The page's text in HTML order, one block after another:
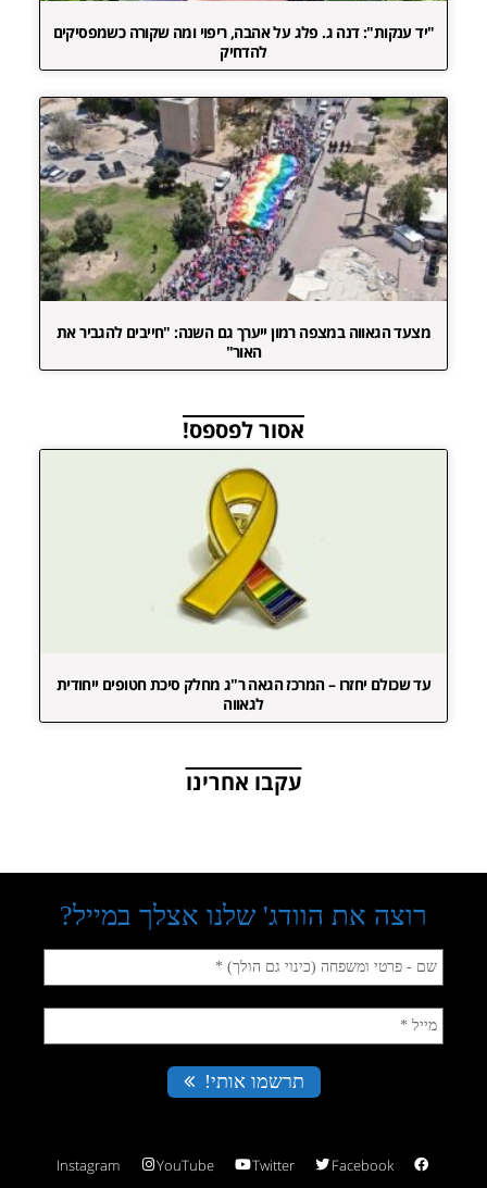
"יד ענקות": דנה ג. פלג על אהבה, ריפוי ומה שקורה כשמפסיקים
להדחיק
מצעד הגאווה במצפה רמון ייערך גם השנה: "חייבים להגביר את
האור"
אסור לפספס!
עד שכולם יחזרו – המרכז הגאה ר"ג מחלק סיכת חטופים ייחודית
לגאווה
עקבו אחרינו
Facebook
Twitter
YouTube
Instagram